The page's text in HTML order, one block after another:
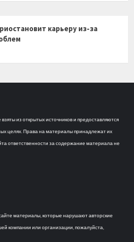
карьеру из-за
из открытых источников и предоставляются
целях. Права на материалы принадлежат их
ответственности за содержание материала не
материалы, которые нарушают авторские
компании или организации, пожалуйста,